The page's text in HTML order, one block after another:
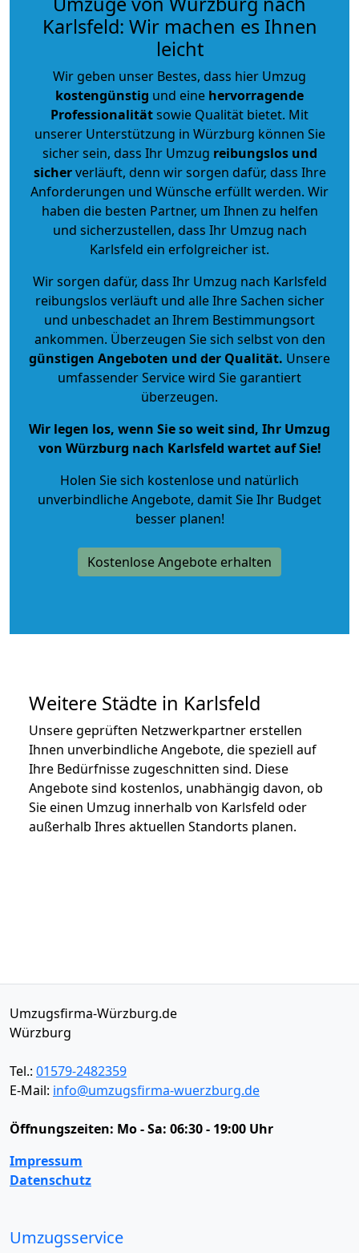
Karlsfeld: Wir machen es Ihnen
leicht
Wir geben unser Bestes, dass hier Umzug
kostengünstig und eine hervorragende
Professionalitätsowie Qualität bietet. Mit
unserer Unterstützung in Würzburg können Sie
sicher sein, dass Ihr Umzug reibungslos und
sicherverläuft, denn wir sorgen dafür, dass Ihre
Anforderungen und Wünsche erfüllt werden. Wir
haben die besten Partner, um Ihnen zu helfen
und sicherzustellen, dass Ihr Umzug nach
Karlsfeld ein erfolgreicher ist.
Wir sorgen dafür, dass Ihr Umzug nach Karlsfeld
reibungslos verläuft und alle Ihre Sachen sicher
und unbeschadet an Ihrem Bestimmungsort
ankommen. Überzeugen Sie sich selbst von den
günstigen Angeboten und der Qualität. Unsere
umfassender Service wird Sie garantiert
überzeugen.
Wir legen los, wenn Sie so weit sind, Ihr Umzug
von Würzburg nach Karlsfeld wartet auf Sie!
Holen Sie sich kostenlose und natürlich
unverbindliche Angebote, damit Sie Ihr Budget
besser planen!
Kostenlose Angebote erhalten
Weitere Städte in Karlsfeld
Unsere geprüften Netzwerkpartner erstellen
Ihnen unverbindliche Angebote, die speziell auf
Ihre Bedürfnisse zugeschnitten sind. Diese
Angebote sind kostenlos, unabhängig davon, ob
Sie einen Umzug innerhalb von Karlsfeld oder
außerhalb Ihres aktuellen Standorts planen.
Umzugsfirma-Würzburg.de
Würzburg
Tel.: 01579-2482359
E-Mail: info@umzugsfirma-wuerzburg.de
Öffnungszeiten: Mo - Sa: 06:30 - 19:00 Uhr
Impressum
Datenschutz
Umzugsservice